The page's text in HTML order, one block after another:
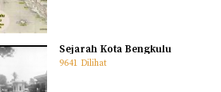
Sejarah Kota Bengkulu
9641 Dilihat